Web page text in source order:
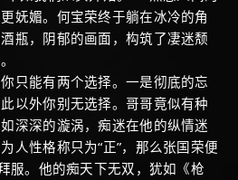
妩媚。何宝荣终于躺在冰冷的角
瓶，阴郁的画面，构筑了凄迷颓
只能有两个选择。一是彻底的忘
以外你别无选择。哥哥竟似有种
深深的漩涡，痴迷在他的纵情迷
人性格称只为“正”，那么张国荣便
服。他的痴天下无双，犹如《枪